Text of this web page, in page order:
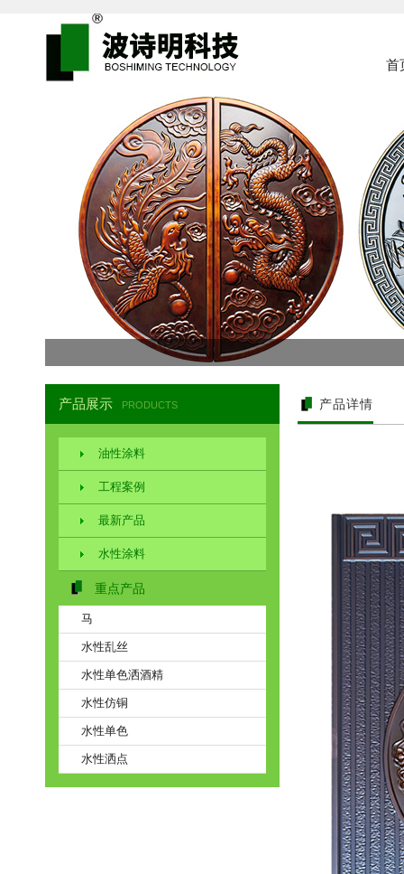
首
产品展示 PRODUCTS
油性涂料
工程案例
最新产品
水性涂料
重点产品
马
水性乱丝
水性单色洒酒精
水性仿铜
水性单色
水性洒点
产品详情